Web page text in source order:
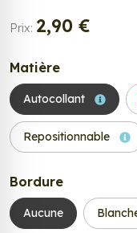
Prix: 2,90 €
Matière
Autocollant
Repositionnable
Bordure
Aucune